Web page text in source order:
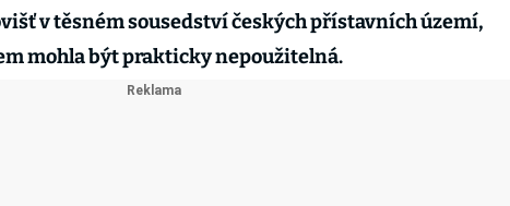
v těsném sousedství českých přístavních území,
mohla být prakticky nepoužitelná.